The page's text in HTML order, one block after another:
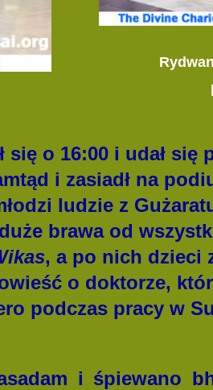
się o 16:00 i udał
i zasiadł na
ludzie z
brawa od
, a po nich dzieci
o doktorze,
podczas pracy w
i śpiewano